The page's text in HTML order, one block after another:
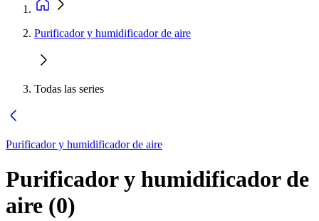
Purificador y humidificador de aire
Todas las series
Purificador y humidificador de aire
Purificador y humidificador de
aire (0)